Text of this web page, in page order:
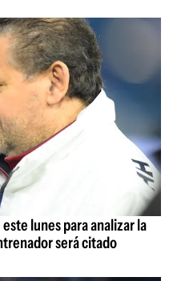
lunes para analizar la
será citado